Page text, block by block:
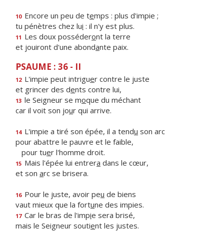
10 Encore un peu de temps : plus d'impie ;
tu pénètres chez lui : il n'y est plus.
11 Les doux posséderont la terre
et jouiront d'une abondante paix.
PSAUME : 36 - II
12 L'impie peut intriguer contre le juste
et grincer des dents contre lui,
13 le Seigneur se moque du méchant
car il voit son jour qui arrive.
14 L'impie a tiré son épée, il a tendu son arc
pour abattre le pauvre et le faible,
pour tuer l'homme droit.
15 Mais l'épée lui entrera dans le cœur,
et son arc se brisera.
16 Pour le juste, avoir peu de biens
vaut mieux que la fortune des impies.
17 Car le bras de l'impie sera brisé,
mais le Seigneur soutient les justes.